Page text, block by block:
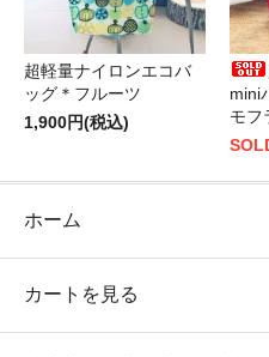
超軽量ナイロンエコバ
ッグ＊フルーツ
1,900円(税込)
mini
モフ
ホーム
カートを見る